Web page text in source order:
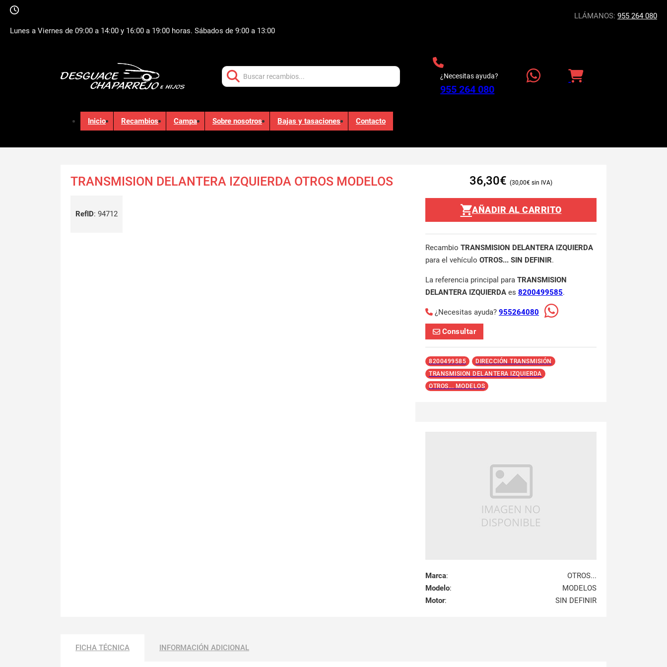
Lunes a Viernes de 09:00 a 14:00 y 16:00 a 19:00 horas. Sábados de 9:00 a 13:00
LLÁMANOS: 955 264 080
¿Necesitas ayuda?
955 264 080
Inicio Recambios Campa Sobre nosotros Bajas y tasaciones Contacto
TRANSMISION DELANTERA IZQUIERDA OTROS MODELOS
RefID: 94712
36,30€ 30,00€
AÑADIR AL CARRITO
Recambio TRANSMISION DELANTERA IZQUIERDA
para el vehículo OTROS... SIN DEFINIR.
La referencia principal para TRANSMISION
DELANTERA IZQUIERDA es 8200499585.
¿Necesitas ayuda? 955264080
Consultar
8200499585
DIRECCIÓN TRANSMISIÓN
TRANSMISION DELANTERA IZQUIERDA
OTROS... MODELOS
Marca:
OTROS...
Modelo:
MODELOS
Motor: SIN DEFINIR
FICHA TÉCNICA INFORMACIÓN ADICIONAL